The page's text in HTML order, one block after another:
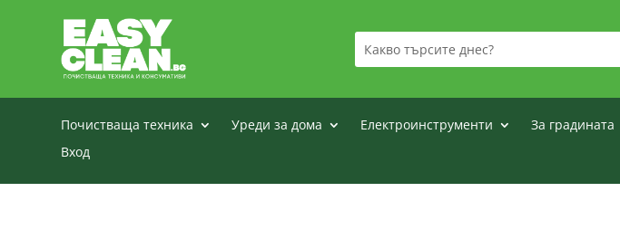
Почистваща техника Уреди за дома Електроинструменти За градината
Вход